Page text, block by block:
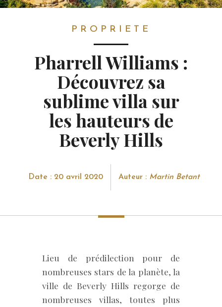
PROPRIETE
Pharrell Williams :
Découvrez sa
sublime villa sur
les hauteurs de
Beverly Hills
Date : 20 avril 2020 Auteur : Martin Betant
Lieu de prédilection pour de
nombreuses stars de la planète, la
ville de Beverly Hills regorge de
nombreuses villas, toutes plus